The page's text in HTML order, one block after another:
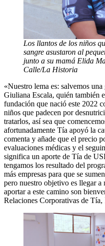
Los llantos de los niños
sangre asustaron al
junto a su mamá Elida
Calle/La Historia
«Nuestro lema es: salvemos
Giuliana Escala, quién también
fundación que nació este 2022
niños que padecen por
tratarlos, así sea que
afortunadamente Tía apoyó la
comenta y añade que el precio
evaluaciones médicas y el
significa un aporte de Tía de
tengamos los resultado del
más empresas para que se
pero nuestro objetivo es llegar a
aportar a este camino son
Relaciones Corporativas de Tía,